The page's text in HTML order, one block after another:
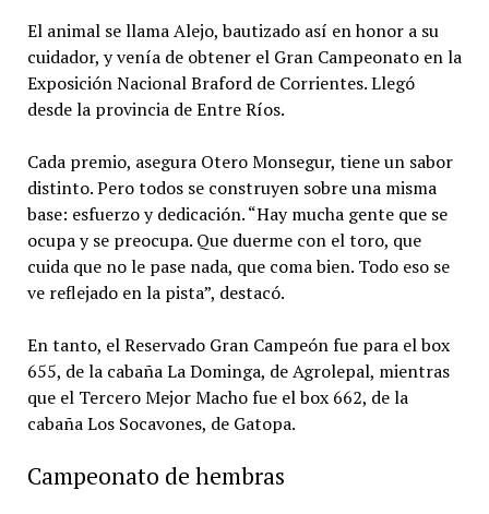
El animal se llama Alejo, bautizado así en honor a su
cuidador, y venía de obtener el Gran Campeonato en la
Exposición Nacional Braford de Corrientes. Llegó
desde la provincia de Entre Ríos.
Cada premio, asegura Otero Monsegur, tiene un sabor
distinto. Pero todos se construyen sobre una misma
base: esfuerzo y dedicación. “Hay mucha gente que se
ocupa y se preocupa. Que duerme con el toro, que
cuida que no le pase nada, que coma bien. Todo eso se
ve reflejado en la pista”, destacó.
En tanto, el Reservado Gran Campeón fue para el box
655, de la cabaña La Dominga, de Agrolepal, mientras
que el Tercero Mejor Macho fue el box 662, de la
cabaña Los Socavones, de Gatopa.
Campeonato de hembras